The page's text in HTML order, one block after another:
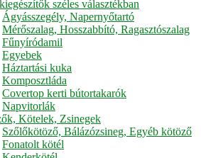
széles választékban
Ágyásszegély, Napernyőtartó
Mérőszalag, Hosszabbító, Ragasztószalag
Fűnyíródamil
Egyebek
Háztartási kuka
Komposztláda
Covertop kerti bútortakarók
Napvitorlák
Kötelek, Zsinegek
Szőlőkötöző, Bálázózsineg, Egyéb kötöző
Fonatolt kötél